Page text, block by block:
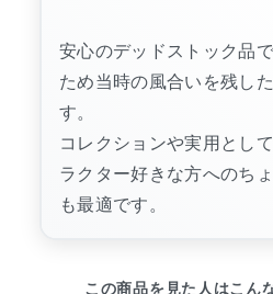
安心のデッドストック品
ため当時の風合いを残し
す。
コレクションや実用とし
ラクター好きな方へのち
も最適です。
この商品を見た人はこん